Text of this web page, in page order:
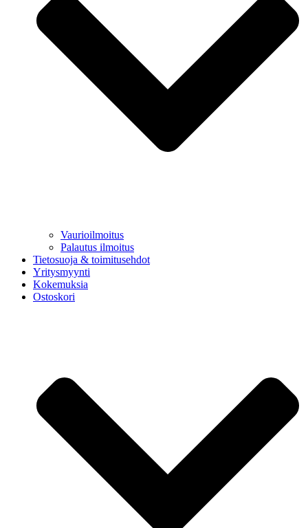
Vaurioilmoitus
Palautus ilmoitus
Tietosuoja & toimitusehdot
Yritysmyynti
Kokemuksia
Ostoskori